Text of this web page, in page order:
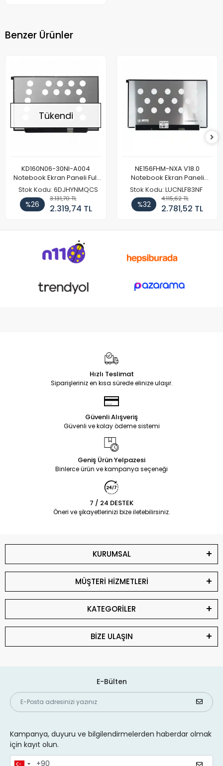
Benzer Ürünler
Tükendi
KD160N06-30NI-A004
Notebook Ekran Paneli Full
HD
Stok Kodu: 6DJHYNMQCS
%26
3.131,70 TL
2.319,74 TL
NE156FHM-NXA V18.0
Notebook Ekran Paneli
144Hz
Stok Kodu: LUCNLF83NF
%32
4.115,62 TL
2.781,52 TL
Hızlı Teslimat
Siparişleriniz en kısa sürede elinize ulaşır.
Güvenli Alışveriş
Güvenli ve kolay ödeme sistemi
Geniş Ürün Yelpazesi
Binlerce ürün ve kampanya seçeneği
7 / 24 DESTEK
Öneri ve şikayetlerinizi bize iletebilirsiniz.
KURUMSAL
MÜŞTERİ HİZMETLERİ
KATEGORİLER
BİZE ULAŞIN
E-Bülten
Kampanya, duyuru ve bilgilendirmelerden haberdar olmak
için kayıt olun.